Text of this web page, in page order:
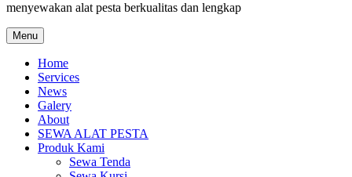
menyewakan alat pesta berkualitas dan lengkap
Menu
Home
Services
News
Galery
About
SEWA ALAT PESTA
Produk Kami
Sewa Tenda